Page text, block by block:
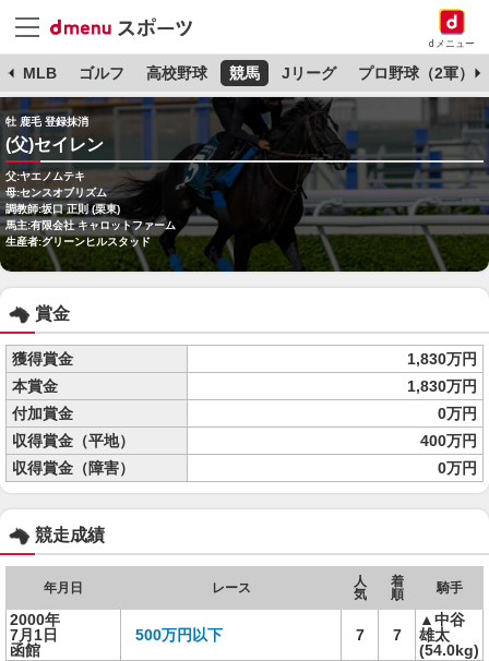
dメニュー
MLB ゴルフ 高校野球 競馬 Jリーグ プロ野球（2軍）
牡 鹿毛 登録抹消
(父)セイレン
父:ヤエノムテキ
母:センスオブリズム
調教師:坂口 正則 (栗東)
馬主:有限会社 キャロットファーム
生産者:グリーンヒルスタッド
賞金
獲得賞金
1,830万円
本賞金
1,830万円
付加賞金
0万円
収得賞金（平地）
400万円
収得賞金（障害）
0万円
競走成績
年月日 レース
人
気
着
順
騎手
2000年
7月1日
函館
500万円以下 7 7
▲中谷
雄太
(54.0kg)